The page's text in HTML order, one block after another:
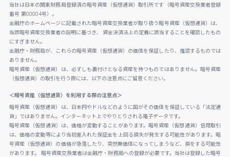
当社は日本の関東財務局登録済の暗号資産（仮想通貨）取引所です（暗号資産交換業者登録
番号 第00004号）。
金融庁のホームページに記載された暗号資産交換業者が取り扱う暗号資産（仮想通貨）は、
当該暗号資産交換業者の説明に基づき、 資金決済法上の定義に該当することを確認したもの
にすぎません。
金融庁・財務局が、これらの暗号資産（仮想通貨）の価値を保証したり、推奨するものでは
ありません。
暗号資産（仮想通貨）は、必ずしも裏付けとなる資産を持つものではありません。暗号資産
（仮想通貨）の取引を行う際には、以下の注意点にご留意ください。
＜暗号資産（仮想通貨）を利用する際の注意点＞
暗号資産（仮想通貨）は、日本円やドルなどのように国がその価値を保証している「法定通
貨」ではありません。インターネット上でやりとりされる電子データです。
暗号資産（仮想通貨）は、価格が変動することがあります。暗号資産（仮想通貨）信用取引
は、価格の変動等により当初差入れた保証金を上回る損失が発生する可能性があります。暗
号資産（仮想通貨）の価格が急落したり、突然無価値になってしまうなど、損をする可能性
があります。 暗号資産交換業者は金融庁・財務局への登録が必要です。当社は登録した暗号